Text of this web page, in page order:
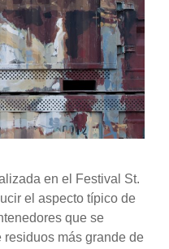
en el Festival St.
el aspecto típico de
que se
más grande de